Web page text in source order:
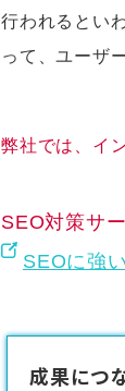
行われるとい
って、ユーザ
弊社では、イ
SEO対策サ
SEOに強
成果につ